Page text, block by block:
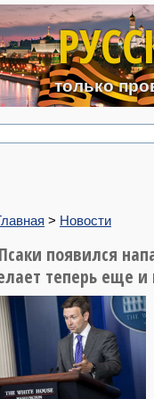
только
> Новости
появился
теперь еще и